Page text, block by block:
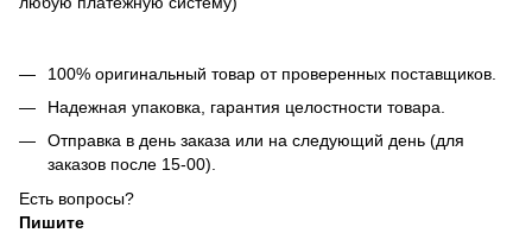
100% оригинальный товар от проверенных поставщиков.
Надежная упаковка, гарантия целостности товара.
Отправка в день заказа или на следующий день (для
заказов после 15-00).
Есть вопросы?
Пишите